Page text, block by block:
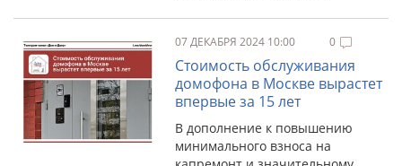
07 ДЕКАБРЯ 2024 10:00 0
Стоимость обслуживания
домофона в Москве вырастет
впервые за 15 лет
В дополнение к повышению
минимального взноса на